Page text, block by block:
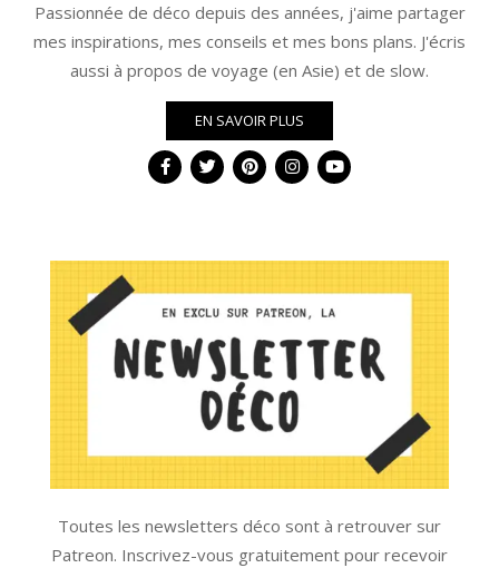
Passionnée de déco depuis des années, j'aime partager
mes inspirations, mes conseils et mes bons plans. J'écris
aussi à propos de voyage (en Asie) et de slow.
EN SAVOIR PLUS
Toutes les newsletters déco sont à retrouver sur
Patreon. Inscrivez-vous gratuitement pour recevoir